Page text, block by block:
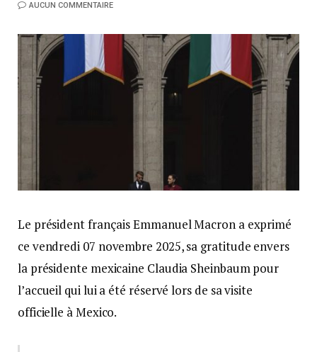
AUCUN COMMENTAIRE
Le président français Emmanuel Macron a exprimé
ce vendredi 07 novembre 2025, sa gratitude envers
la présidente mexicaine Claudia Sheinbaum pour
l’accueil qui lui a été réservé lors de sa visite
officielle à Mexico.